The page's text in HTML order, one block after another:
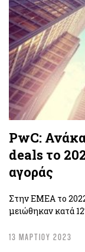
PwC:
deals το
αγοράς
Στην EMEA το
μειώθηκαν κατά
13 ΜΑΡΤΙΟΥ 2023